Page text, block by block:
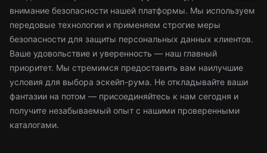
внимание безопасности нашей платформы. Мы используем
передовые технологии и применяем строгие меры
безопасности для защиты персональных данных клиентов.
Ваше удовольствие и уверенность — наш главный
приоритет. Мы стремимся предоставить вам наилучшие
условия для выбора эскейп-рума. Не откладывайте ваши
фантазии на потом — присоединяйтесь к нам сегодня и
получите незабываемый опыт с нашими проверенными
каталогами.